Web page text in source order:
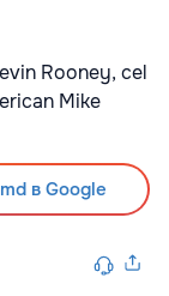
Rooney, cel
Mike
в Google